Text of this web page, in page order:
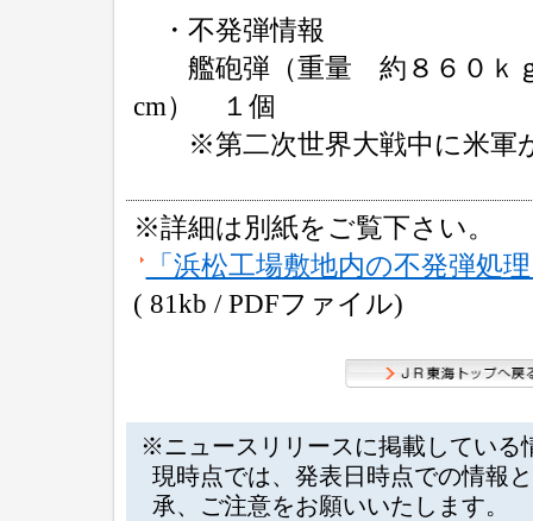
・不発弾情報
艦砲弾（重量 約８６０ｋｇ
cm） １個
※第二次世界大戦中に米軍
※詳細は別紙をご覧下さい。
「浜松工場敷地内の不発弾処
( 81kb / PDFファイル)
※ニュースリリースに掲載している
現時点では、発表日時点での情報
承、ご注意をお願いいたします。